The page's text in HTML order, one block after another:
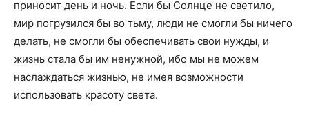
приносит день и ночь. Если бы Солнце не светило,
мир погрузился бы во тьму, люди не смогли бы ничего
делать, не смогли бы обеспечивать свои нужды, и
жизнь стала бы им ненужной, ибо мы не можем
наслаждаться жизнью, не имея возможности
использовать красоту света.